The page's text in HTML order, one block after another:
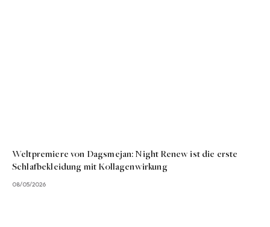
Weltpremiere von Dagsmejan: Night Renew ist die erste
Schlafbekleidung mit Kollagenwirkung
08/05/2026